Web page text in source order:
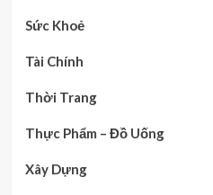
Sức Khoẻ
Tài Chính
Thời Trang
Thực Phẩm – Đồ Uống
Xây Dựng